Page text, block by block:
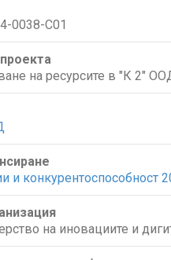
0038-C01
на ресурсите в "К 2"
и конкурентоспособност
на иновациите и